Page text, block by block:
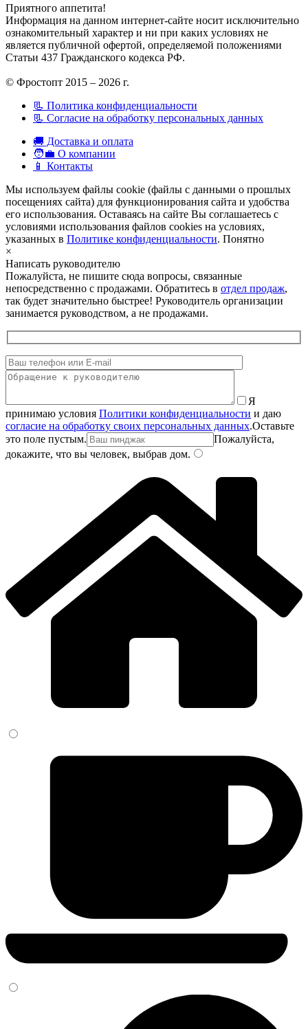
Приятного аппетита!
Информация на данном интернет-сайте носит исключительно
ознакомительный характер и ни при каких условиях не
является публичной офертой, определяемой положениями
Статьи 437 Гражданского кодекса РФ.
© Фростопт 2015 – 2026 г.
📃 Политика конфиденциальности
📃 Согласие на обработку персональных данных
🚚 Доставка и оплата
🧑‍💼 О компании
📱 Контакты
Мы используем файлы cookie (файлы с данными о прошлых
посещениях сайта) для функционирования сайта и удобства
его использования. Оставаясь на сайте Вы соглашаетесь с
условиями использования файлов cookies на условиях,
указанных в Политике конфиденциальности. Понятно
×
Написать руководителю
Пожалуйста, не пишите сюда вопросы, связанные
непосредственно с продажами. Обратитесь в отдел продаж,
так будет значительно быстрее! Руководитель организации
занимается руководством, а не продажами.
Я
принимаю условия Политики конфиденциальности и даю
согласие на обработку своих персональных данных.Оставьте
это поле пустым.
Пожалуйста,
докажите, что вы человек, выбрав дом.